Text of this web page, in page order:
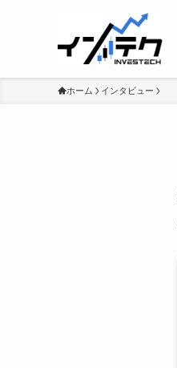
ホーム インタビュー